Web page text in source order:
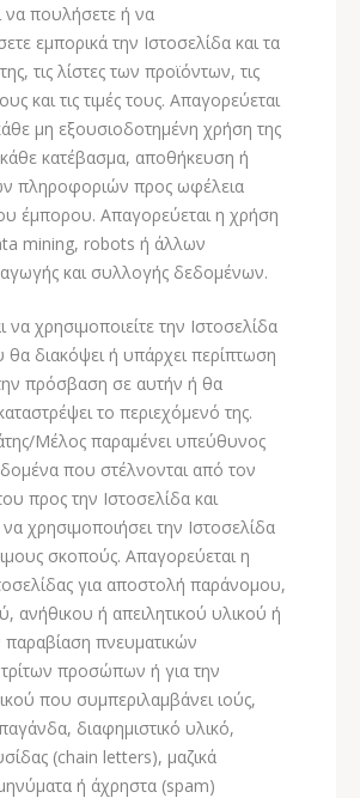
να πουλήσετε ή να
εμπορικά την Ιστοσελίδα και τα
τις λίστες των προϊόντων, τις
και τις τιμές τους. Απαγορεύεται
μη εξουσιοδοτημένη χρήση της
κάθε κατέβασμα, αποθήκευση ή
πληροφοριών προς ωφέλεια
έμπορου. Απαγορεύεται η χρήση
mining, robots ή άλλων
και συλλογής δεδομένων.
να χρησιμοποιείτε την Ιστοσελίδα
διακόψει ή υπάρχει περίπτωση
πρόσβαση σε αυτήν ή θα
το περιεχόμενό της.
Μέλος παραμένει υπεύθυνος
που στέλνονται από τον
προς την Ιστοσελίδα και
χρησιμοποιήσει την Ιστοσελίδα
σκοπούς. Απαγορεύεται η
για αποστολή παράνομου,
ανήθικου ή απειλητικού υλικού ή
πνευματικών
προσώπων ή για την
που συμπεριλαμβάνει ιούς,
διαφημιστικό υλικό,
(chain letters), μαζικά
ή άχρηστα (spam)